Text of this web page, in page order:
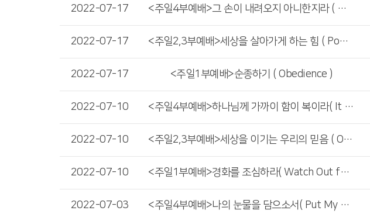
2022-07-17 <주일4부예배>그 손이 내려오지 아니한지라 ( Hands Remained Steady )
2022-07-17 <주일2,3부예배>세상을 살아가게 하는 힘 ( Power to Live the World )
2022-07-17 <주일1부예배>순종하기 ( Obedience )
2022-07-10 <주일4부예배>하나님께 가까이 함이 복이라( It Is Good to Be near God )
2022-07-10 <주일2,3부예배>세상을 이기는 우리의 믿음 ( Our Faith That Overcomes the World )
2022-07-10 <주일1부예배>경화를 조심하라( Watch Out for Hardening )
2022-07-03 <주일4부예배>나의 눈물을 담으소서( Put My Tears in Your Bottle )